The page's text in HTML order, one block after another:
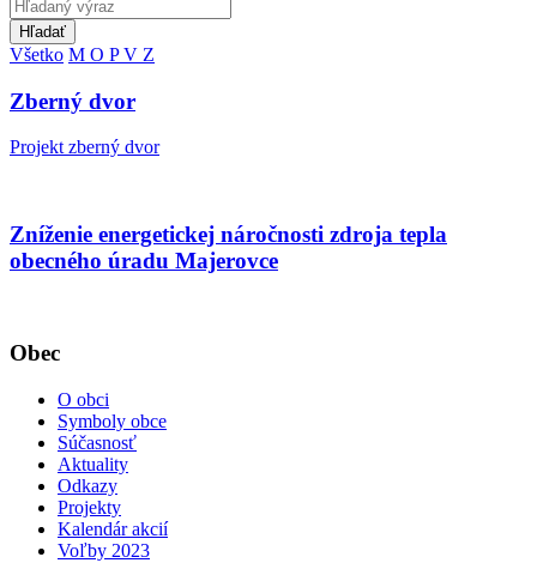
Hľadať
Všetko M O PV Z
Zberný dvor
Projekt zberný dvor
Zníženie energetickej náročnosti zdroja tepla
obecného úradu Majerovce
Obec
O obci
Symboly obce
Súčasnosť
Aktuality
Odkazy
Projekty
Kalendár akcií
Voľby 2023